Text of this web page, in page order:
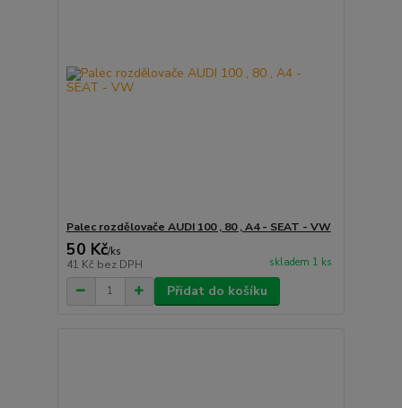
Palec rozdělovače AUDI 100 , 80 , A4 - SEAT - VW
50 Kč/ks
41 Kč bez DPH skladem 1 ks
Přidat do košíku